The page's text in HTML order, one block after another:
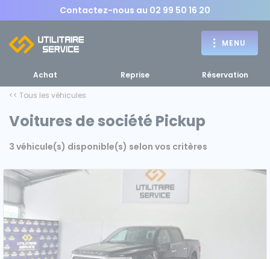
Contactez-nous au 02 99 50 16 20
MENU
Achat
Fourgons Camionnettes
Bennes, plateaux
spécifiques
Achat Reprise
Réservation
<< Tous les véhicules
Voitures de société Pickup
3 véhicule(s) disponible(s) selon vos critères